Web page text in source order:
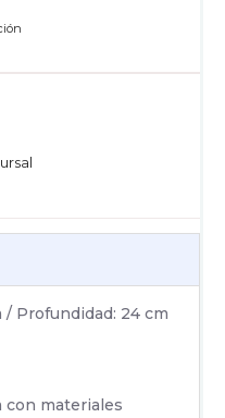
/ Profundidad: 24 cm
con materiales